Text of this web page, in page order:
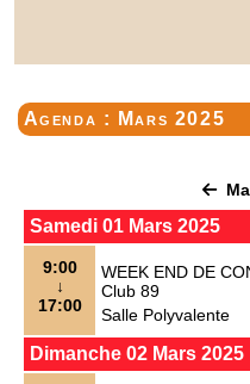
Agenda : Mars 2025
Samedi 01 Mars 2025
9:00
↓
17:00
WEEK END DE
Club 89
Salle Polyvalente
Dimanche 02 Mars 2025